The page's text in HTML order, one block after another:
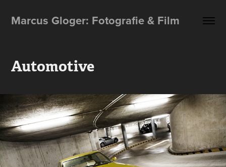
Marcus Gloger: Fotografie & Film
Automotive